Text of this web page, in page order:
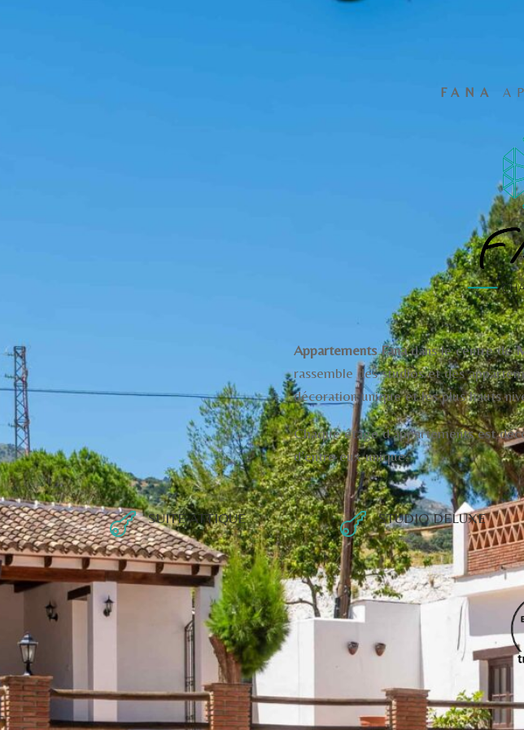
FANA
Appartements Fanadans le centre de
rassemble des studios et des
décoration unique et les plus hauts
Chaque étage d’appartements est
d’entre eux unique.
 SUITE ATTIQUE  STUDIO DELUXE